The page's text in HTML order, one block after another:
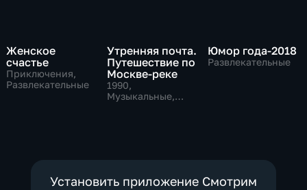
Женское
счастье
Приключения,
Развлекательные
Утренняя почта.
Путешествие по
Москве-реке
1990,
Музыкальные,
Юмор года-2018
Развлекательные
Установить приложение Смотрим